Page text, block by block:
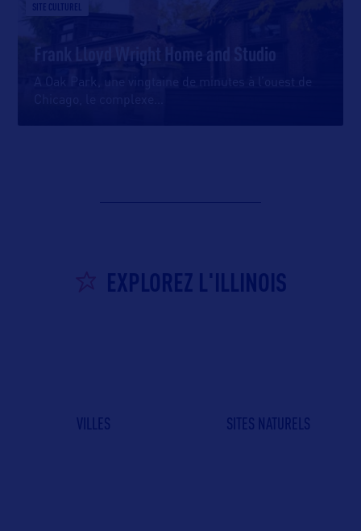
SITE CULTUREL
Frank Lloyd Wright Home and Studio
A Oak Park, une vingtaine de minutes à l’ouest de
EXPLOREZ L'ILLINOIS
VILLES SITES NATURELS